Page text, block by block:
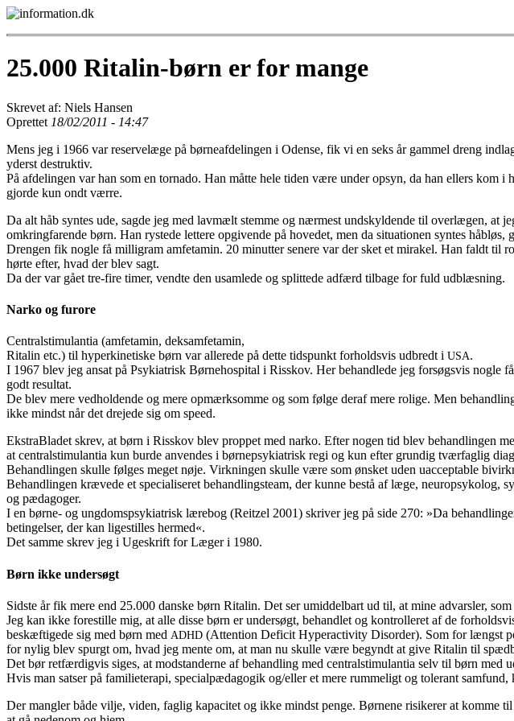
25.000 Ritalin-børn er for mange
Skrevet af: Niels Hansen
Oprettet 18/02/2011 - 14:47
Mens jeg i 1966 var reserve­læge på børneafdelingen i Odense, fik vi en seks år gammel dreng
yderst destruktiv.
På afdelingen var han som en tornado. Han måtte hele tiden være under opsyn, da han ellers
gjorde kun ondt værre.
Da alt håb syntes ude, sagde jeg med lavmælt stemme og nærmest undskyldende til overlægen, at
omkringfarende børn. Han rystede lettere opgivende på hovedet, men da situationen syntes
Drengen fik nogle få milligram amfetamin. 20 minutter senere var der sket et mirakel. Han faldt
hørte efter, hvad der blev sagt.
Da der var gået tre-fire timer, vendte den usamlede og splittede adfærd tilbage for fuld udblæsning.
Narko og furore
Centralstimulantia (amfetamin, deksamfetamin,
Ritalin etc.) til hyperkinetiske børn var allerede på dette tidspunkt forholdsvis udbredt i USA.
I 1967 blev jeg ansat på Psykiatrisk Børnehospital i Risskov. Her behandlede jeg forsøgsvis
godt resultat.
De blev mere vedholdende og mere opmærksomme og som følge deraf mere rolige. Men
ikke mindst når det drejede sig om speed.
EkstraBladet skrev, at børn i Risskov blev proppet med narko. Efter nogen tid blev behandlingen
at centralstimulantia kun burde anvendes i børne­psykiatrisk regi og kun efter grundig tværfaglig
Behandlingen skulle følges meget nøje. Virkningen skulle være som ønsket uden uacceptable
Behandlingen krævede et specialiseret behandlingsteam, der kunne bestå af læge,
og pædagoger.
I en børne- og ungdomspsykiatrisk lærebog (Reitzel 2001) skriver jeg på side 270: »Da
betingelser, der kan ligestilles hermed«.
Det samme skrev jeg i Ugeskrift for Læger i 1980.
Børn ikke undersøgt
Sidste år fik mere end 25.000 danske børn Ritalin. Det ser umiddelbart ud til, at mine advarsler,
Jeg kan ikke forestille mig, at alle disse børn er undersøgt, behandlet og kontrolleret af de
beskæftigede sig med børn med ADHD (Attention De­ficit Hyperactivity Disorder). Som for længst
for nylig blev spurgt om, hvad jeg mente om, at man nu skulle være begyndt at give Ritalin til
Det bør retfærdigvis siges, at modstanderne af behandling med centralstimulantia selv til børn med
Hvis man satser på familieterapi, specialpædagogik og/eller et mere rummeligt og tolerant
Der mangler både vilje, viden, faglig kapacitet og ikke mindst penge. Børnene risikerer at komme